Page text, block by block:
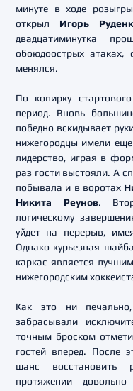
минуте в ходе
открыл Игорь
двадцатиминутка
обоюдоострых
менялся.
По копирку
период. Вновь
победно вскидывает
нижегородцы имели
лидерство, играя в
раз гости выстояли. А
побывала и в воротах
Никита Реунов.
логическому
уйдет на перерыв,
Однако курьезная
каркас является
нижегородским
Как это ни
забрасывали
точным броском
гостей вперед. После
шанс восстановить
протяжении